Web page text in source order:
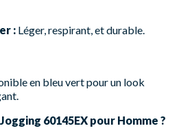
: Léger, respirant, et durable.
en bleu vert pour un look
60145EX pour Homme ?